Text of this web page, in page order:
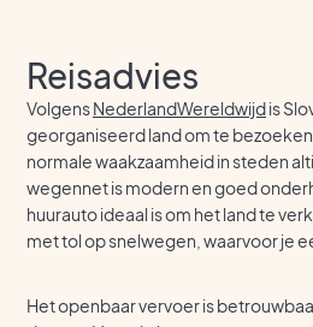
Reisadvies
VolgensNederlandWereldwijdis
georganiseerd land om te
normale waakzaamheid in steden
wegennet is modern en goed
huurauto ideaal is om het land te
met tol op snelwegen, waarvoor je
Het openbaar vervoer is